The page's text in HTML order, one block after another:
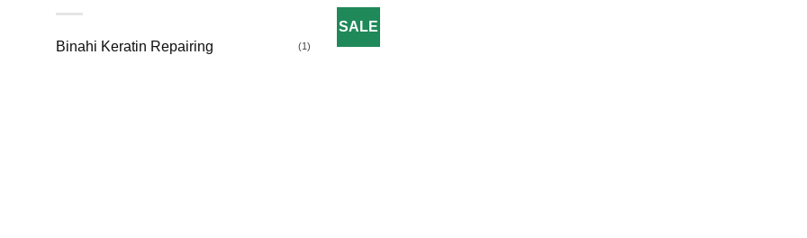
Binahi Keratin Repairing (1)
SALE